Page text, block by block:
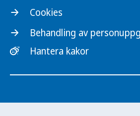
Cookies
Behandling av
Hantera kakor